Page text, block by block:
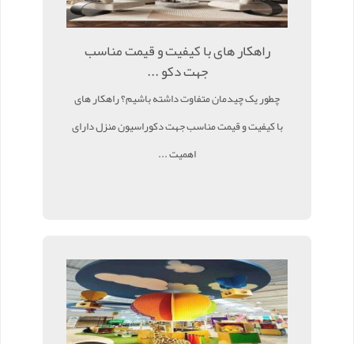
راهکار های با کیفیت و قیمت مناسب
جهت دکو ...
چطور یک چیدمان متفاوت داشته باشیم؟ راهکار های
با کیفیت و قیمت مناسب جهت دکوراسیون منزل دارای
اهمیت ...